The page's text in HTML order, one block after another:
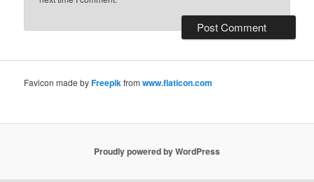
Favicon made byFreepikfromwww.flaticon.com
Proudly powered by WordPress